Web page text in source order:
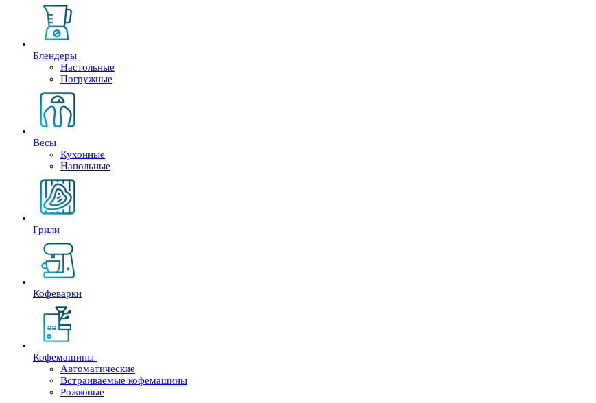
Блендеры
Настольные
Погружные
Весы
Кухонные
Напольные
Грили
Кофеварки
Кофемашины
Автоматические
Встраиваемые кофемашины
Рожковые